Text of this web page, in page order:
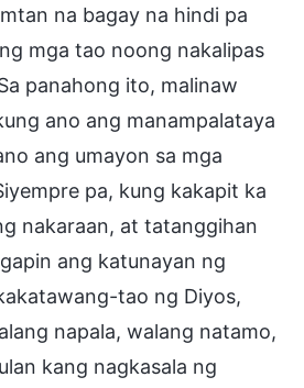
na bagay na hindi pa
mga tao noong nakalipas
panahong ito, malinaw
ano ang manampalataya
ang umayon sa mga
pa, kung kakapit ka
nakaraan, at tatanggihan
ang katunayan ng
tao ng Diyos,
napala, walang natamo,
kang nagkasala ng